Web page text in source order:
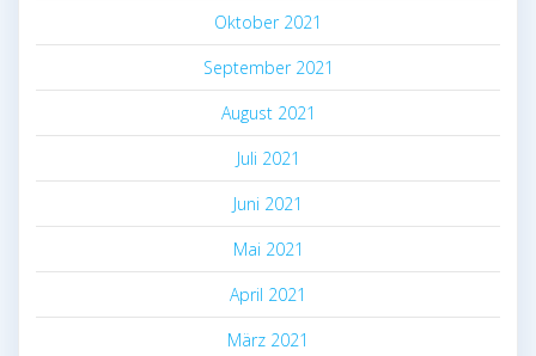
Oktober 2021
September 2021
August 2021
Juli 2021
Juni 2021
Mai 2021
April 2021
März 2021